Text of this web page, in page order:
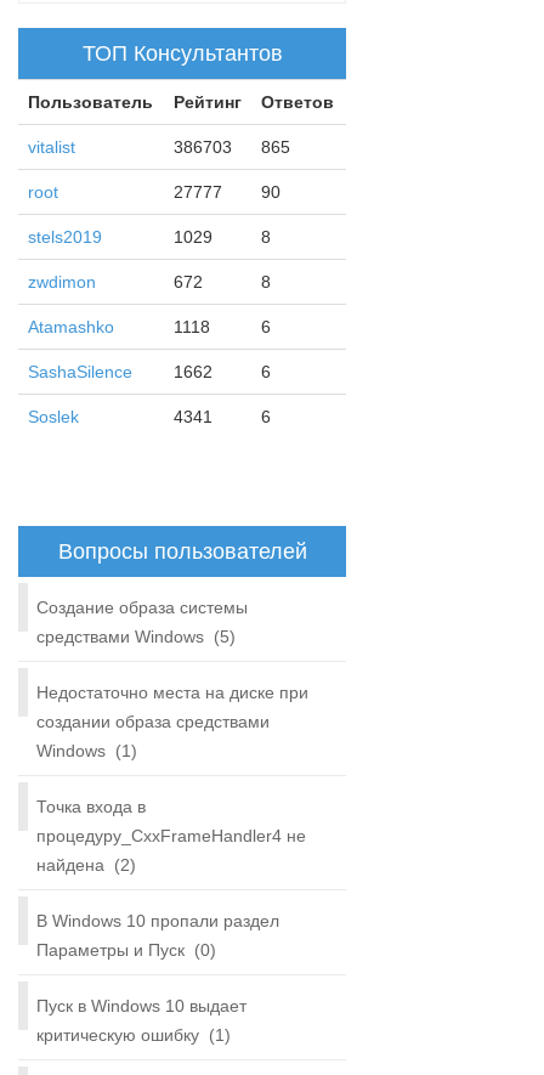
ТОП Консультантов
Пользователь Рейтинг Ответов
vitalist 386703 865
root 27777 90
stels2019 1029 8
zwdimon 672 8
Atamashko 1118 6
SashaSilence 1662 6
Soslek 4341 6
Вопросы пользователей
Создание образа системы
средствами Windows (5)
Недостаточно места на диске при
создании образа средствами
Windows (1)
Точка входа в
процедуру_CxxFrameHandler4 не
найдена
(2)
В Windows 10 пропали раздел
Параметры и Пуск (0)
Пуск в Windows 10 выдает
критическую ошибку (1)